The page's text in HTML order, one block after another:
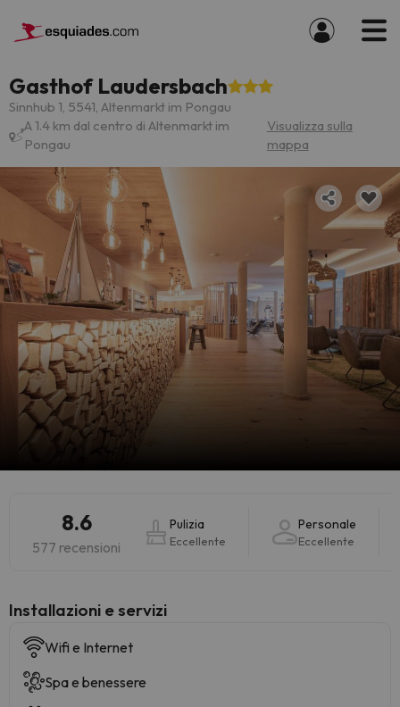
Gasthof Laudersbach
Sinnhub 1, 5541, Altenmarkt im Pongau
A 1.4 km dal centro di Altenmarkt im
Pongau
Visualizza sulla
mappa
8.6
577 recensioni
Pulizia
Eccellente
Personale
Eccellente
Installazioni e servizi
Wifi e Internet
Spa e benessere